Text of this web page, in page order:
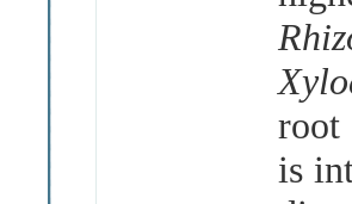
root
is